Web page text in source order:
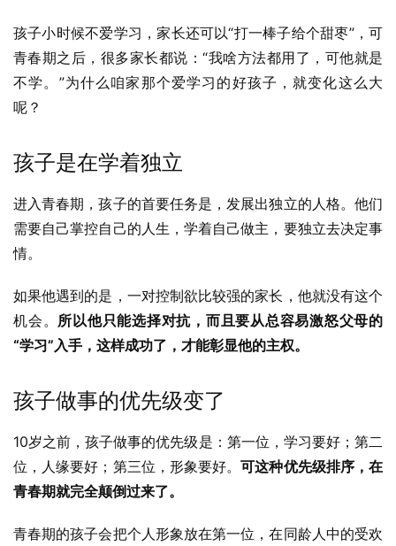
孩子小时候不爱学习，家长还可以“打一棒子给个甜枣”，可
青春期之后，很多家长都说：“我啥方法都用了，可他就是
不学。”为什么咱家那个爱学习的好孩子，就变化这么大
呢？
孩子是在学着独立
进入青春期，孩子的首要任务是，发展出独立的人格。他们
需要自己掌控自己的人生，学着自己做主，要独立去决定事
情。
如果他遇到的是，一对控制欲比较强的家长，他就没有这个
机会。 所以他只能选择对抗，而且要从总容易激怒父母的
“学习”入手，这样成功了，才能彰显他的主权。
孩子做事的优先级变了
10岁之前，孩子做事的优先级是：第一位，学习要好；第二
位，人缘要好；第三位，形象要好。可这种优先级排序，在
青春期就完全颠倒过来了。
青春期的孩子会把个人形象放在第一位，在同龄人中的受欢